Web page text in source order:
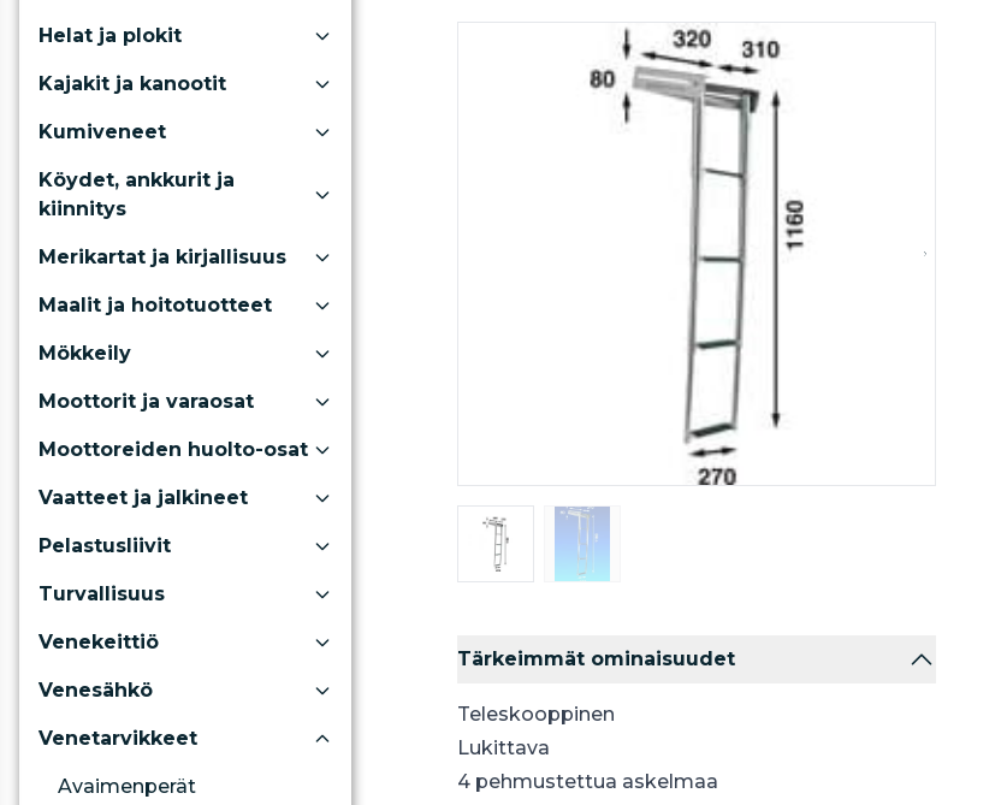
Helat ja plokit
Kajakit ja kanootit
Kumiveneet
Köydet, ankkurit ja
kiinnitys
Merikartat ja kirjallisuus
Maalit ja hoitotuotteet
Mökkeily
Moottorit ja varaosat
Moottoreiden huolto-osat
Vaatteet ja jalkineet
Pelastusliivit
Turvallisuus
Venekeittiö
Venesähkö
Venetarvikkeet
Avaimenperät
Tärkeimmät ominaisuudet
Teleskooppinen
Lukittava
4 pehmustettua askelmaa